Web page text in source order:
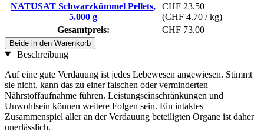
NATUSAT Schwarzkümmel Pellets,
5.000 g
CHF 23.50
(CHF 4.70 / kg)
Gesamtpreis:
CHF 73.00
Beide in den Warenkorb
Beschreibung
Auf eine gute Verdauung ist jedes Lebewesen angewiesen. Stimmt
sie nicht, kann das zu einer falschen oder verminderten
Nährstoffaufnahme führen. Leistungseinschränkungen und
Unwohlsein können weitere Folgen sein. Ein intaktes
Zusammenspiel aller an der Verdauung beteiligten Organe ist daher
unerlässlich.